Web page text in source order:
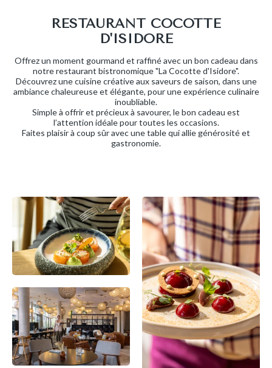
RESTAURANT COCOTTE
D'ISIDORE
Offrez un moment gourmand et raffiné avec un bon cadeau dans
notre restaurant bistronomique "La Cocotte d'Isidore".
Découvrez une cuisine créative aux saveurs de saison, dans une
ambiance chaleureuse et élégante, pour une expérience culinaire
inoubliable.
Simple à offrir et précieux à savourer, le bon cadeau est
l’attention idéale pour toutes les occasions.
Faites plaisir à coup sûr avec une table qui allie générosité et
gastronomie.